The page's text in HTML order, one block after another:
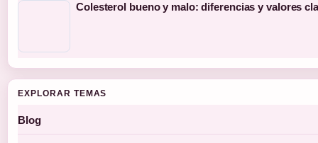
Colesterol bueno y malo: diferencias y valores
EXPLORAR TEMAS
Blog